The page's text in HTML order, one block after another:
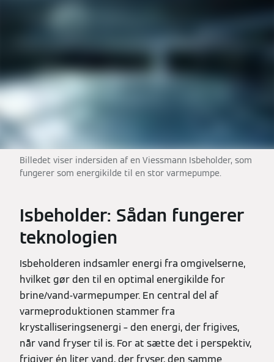
Billedet viser indersiden af en Viessmann Isbeholder, som
fungerer som energikilde til en stor varmepumpe.
Isbeholder: Sådan fungerer
teknologien
Isbeholderen indsamler energi fra omgivelserne,
hvilket gør den til en optimal energikilde for
brine/vand-varmepumper. En central del af
varmeproduktionen stammer fra
krystalliseringsenergi – den energi, der frigives,
når vand fryser til is. For at sætte det i perspektiv,
frigiver én liter vand, der fryser, den samme